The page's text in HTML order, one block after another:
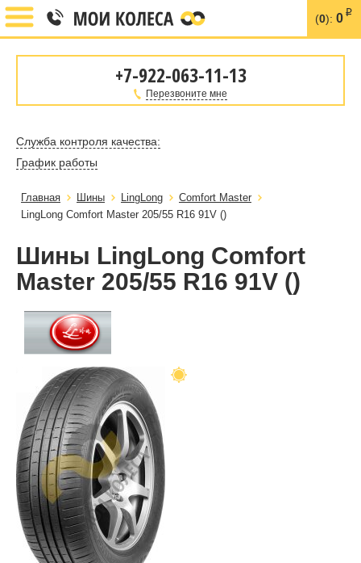
(0): 0 i
+7-922-063-11-13
Перезвоните мне
Служба контроля качества:
График работы
Главная Шины LingLong
Comfort Master
LingLong Comfort Master 205/55 R16 91V ()
Шины LingLong Comfort
Master 205/55 R16 91V ()